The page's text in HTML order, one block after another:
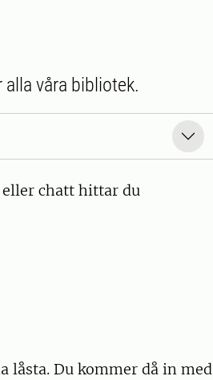
våra bibliotek.
chatt hittar du
låsta. Du kommer då in med